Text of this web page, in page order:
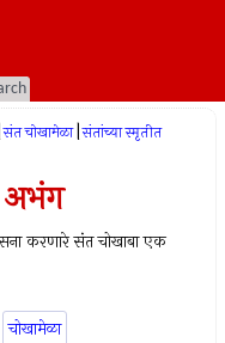
संत चोखामेळा संतांच्या स्मृतीत
अभंग
करणारे संत चोखाबा एक
चोखामेळा